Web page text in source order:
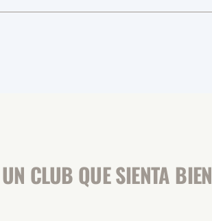
CLUB QUE SIENTA BIEN